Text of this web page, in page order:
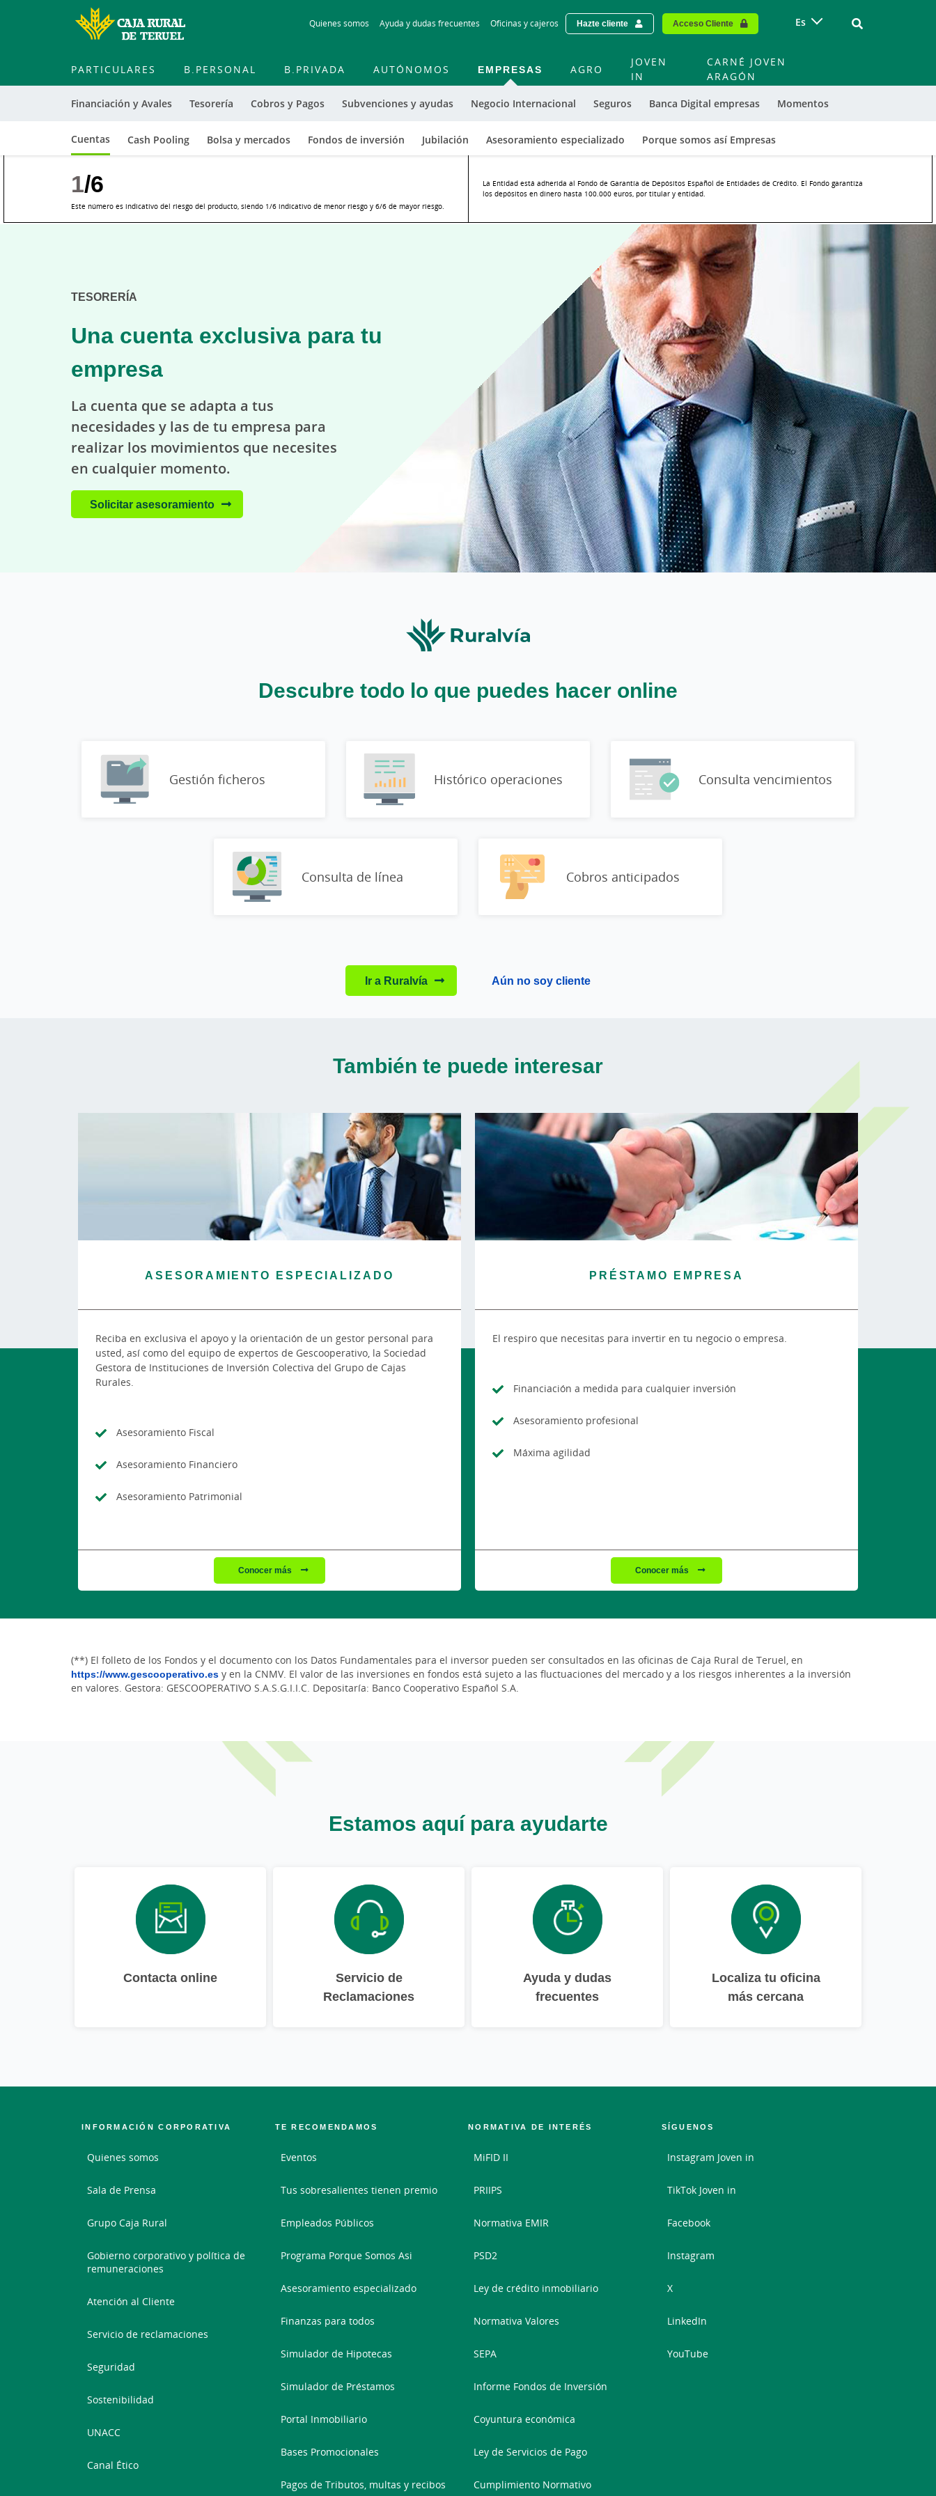
to
Quienes somos Ayuda y dudas frecuentes Oficinas y cajeros Hazte cliente Acceso Cliente Es Vinculo -
PARTICULARES B.PERSONAL B.PRIVADA AUTÓNOMOS EMPRESAS
Financiación y Avales Tesorería
Cuentas Cash Pooling Bolsa y mercados Fondos de inversión Jubilación Asesoramiento especializado Porque somos así Empresas
Cobros y Pagos Subvenciones y ayudas Negocio Internacional Seguros Banca Digital empresas Momentos
AGRO
JOVEN
IN
CARNÉ JOVEN
ARAGÓN
1/6
Este número es indicativo del riesgo del producto, siendo 1/6 indicativo de menor riesgo y 6/6 de mayor riesgo.
La Entidad está adherida al Fondo de Garantía de Depósitos Español de Entidades de Crédito. El Fondo garantiza
los depósitos en dinero hasta 100.000 euros, por titular y entidad.
TESORERÍA
Una cuenta exclusiva para tu
empresa
La cuenta que se adapta a tus
necesidades y las de tu empresa para
realizar los movimientos que necesites
en cualquier momento.
Solicitar asesoramiento
Descubre todo lo que puedes hacer online
Gestión ficheros Histórico operaciones Consulta vencimientos
Consulta de línea Cobros anticipados
Ir a Ruralvía Aún no soy cliente
También te puede interesar
ASESORAMIENTO ESPECIALIZADO
Reciba en exclusiva el apoyo y la orientación de un gestor personal para
usted, así como del equipo de expertos de Gescooperativo, la Sociedad
Gestora de Instituciones de Inversión Colectiva del Grupo de Cajas
Rurales.
Asesoramiento Fiscal
Asesoramiento Financiero
Asesoramiento Patrimonial
Conocer más
PRÉSTAMO EMPRESA
El respiro que necesitas para invertir en tu negocio o empresa.
Financiación a medida para cualquier inversión
Asesoramiento profesional
Máxima agilidad
Conocer más
(**) El folleto de los Fondos y el documento con los Datos Fundamentales para el inversor pueden ser consultados en las oficinas de Caja Rural de Teruel, en
https://www.gescooperativo.es y en la CNMV. El valor de las inversiones en fondos está sujeto a las fluctuaciones del mercado y a los riesgos inherentes a la inversión
en valores. Gestora: GESCOOPERATIVO S.A.S.G.I.I.C. Depositaría: Banco Cooperativo Español S.A.
Estamos aquí para ayudarte
Contacta online
Servicio de
Reclamaciones
Ayuda y dudas
frecuentes
Localiza tu oficina
más cercana
INFORMACIÓN CORPORATIVA
Quienes somos
Sala de Prensa
Grupo Caja Rural
Gobierno corporativo y política de
remuneraciones
Atención al Cliente
Servicio de reclamaciones
Seguridad
Sostenibilidad
UNACC
Canal Ético
TE RECOMENDAMOS
Eventos
Tus sobresalientes tienen premio
Empleados Públicos
Programa Porque Somos Asi
Asesoramiento especializado
Finanzas para todos
Simulador de Hipotecas
Simulador de Préstamos
Portal Inmobiliario
Bases Promocionales
Pagos de Tributos, multas y recibos
NORMATIVA DE INTERÉS
MiFID II
PRIIPS
Normativa EMIR
PSD2
Ley de crédito inmobiliario
Normativa Valores
SEPA
Informe Fondos de Inversión
Coyuntura económica
Ley de Servicios de Pago
Cumplimiento Normativo
SÍGUENOS
Instagram Joven in
TikTok Joven in
Facebook
Instagram
X
LinkedIn
YouTube